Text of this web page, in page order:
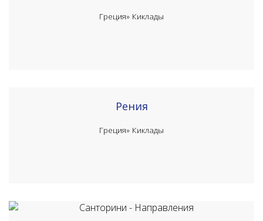
Греция» Киклады
Рения
Греция» Киклады